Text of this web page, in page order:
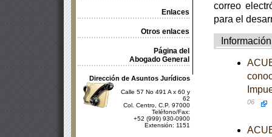
Enlaces
Otros enlaces
Página del
Abogado General
Dirección de Asuntos Jurídicos
Calle 57 No 491 A x 60 y
62
Col. Centro, C.P. 97000
Teléfono/Fax:
+52 (999) 930-0900
Extensión: 1151
correo
para el
Información
06